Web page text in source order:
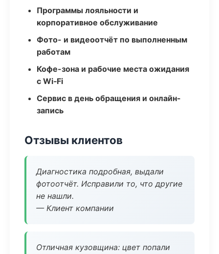
Программы лояльности и
корпоративное обслуживание
Фото- и видеоотчёт по выполненным
работам
Кофе-зона и рабочие места ожидания
с Wi‑Fi
Сервис в день обращения и онлайн-
запись
Отзывы клиентов
Диагностика подробная, выдали
фотоотчёт. Исправили то, что другие
не нашли.
— Клиент компании
Отличная кузовщина: цвет попали